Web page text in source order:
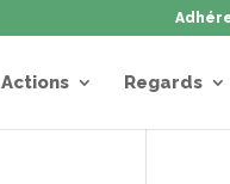
Actions Regards